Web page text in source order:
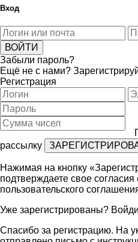
Вход
Забыли пароль?
Ещё не с нами?
Регистрация
рассылку
Нажимая на кнопку
подтверждаете свое согласия
пользовательского
Уже зарегистрированы?
Спасибо за регистрацию. На